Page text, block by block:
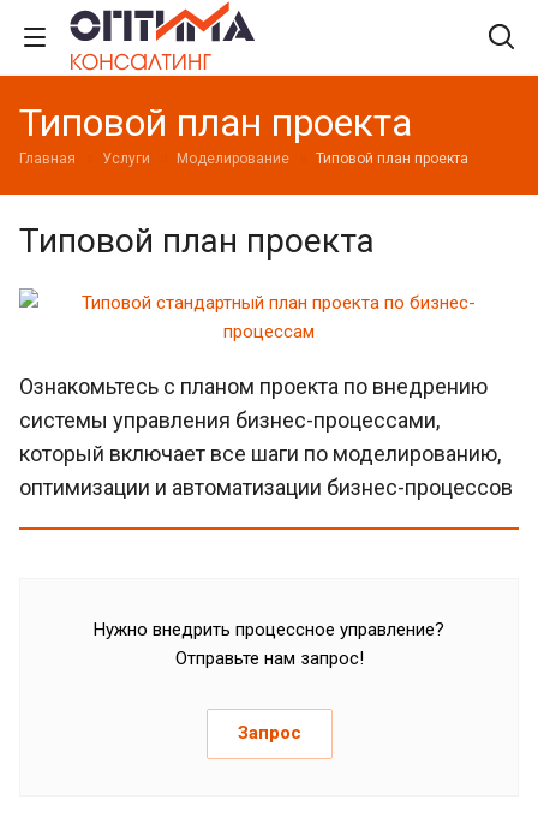
Типовой план проекта
Главная Услуги Моделирование Типовой план проекта
Типовой план проекта
Ознакомьтесь с планом проекта по внедрению
системы управления бизнес-процессами,
который включает все шаги по моделированию,
оптимизации и автоматизации бизнес-процессов
Нужно внедрить процессное управление?
Отправьте нам запрос!
Запрос